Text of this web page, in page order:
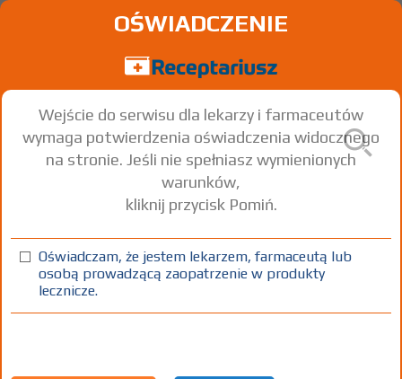
Apo-Atorva
Atorvastatin
tabl. powl. 60 mg 30 szt. Doustnie
100%
30%(1) 75+(2) DZ(3)
OŚWIADCZENIE
Wejście do serwisu dla lekarzy i farmaceutów
wymaga potwierdzenia oświadczenia widocznego
na stronie. Jeśli nie spełniasz wymienionych
warunków,
kliknij przycisk Pomiń.
Oświadczam, że jestem lekarzem, farmaceutą lub
osobą prowadzącą zaopatrzenie w produkty
lecznicze.